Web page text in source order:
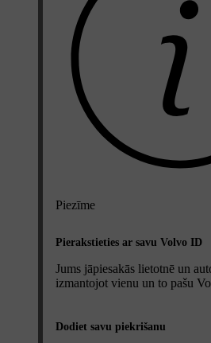
Piezīme
Pierakstieties ar savu Volvo ID
Jums jāpiesakās lietotnē un
izmantojot vienu un to pašu
Dodiet savu piekrišanu